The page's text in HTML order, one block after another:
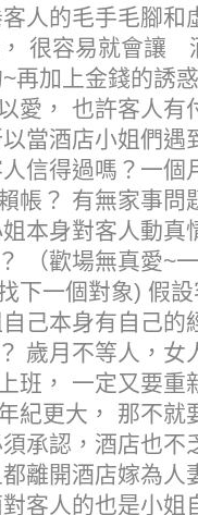
人的毛手毛腳和
， 很容易就會
再加上金錢的誘
愛， 也許客人有
當酒店小姐們遇
信得過嗎？一個
帳？ 有無家事問
本身對客人動真
（歡場無真愛~
下一個對象) 假
己本身有自己的
歲月不等人，女
班， 一定又要重
紀更大， 那不就
須承認，酒店也
離開酒店嫁為人
客人的也是小姐